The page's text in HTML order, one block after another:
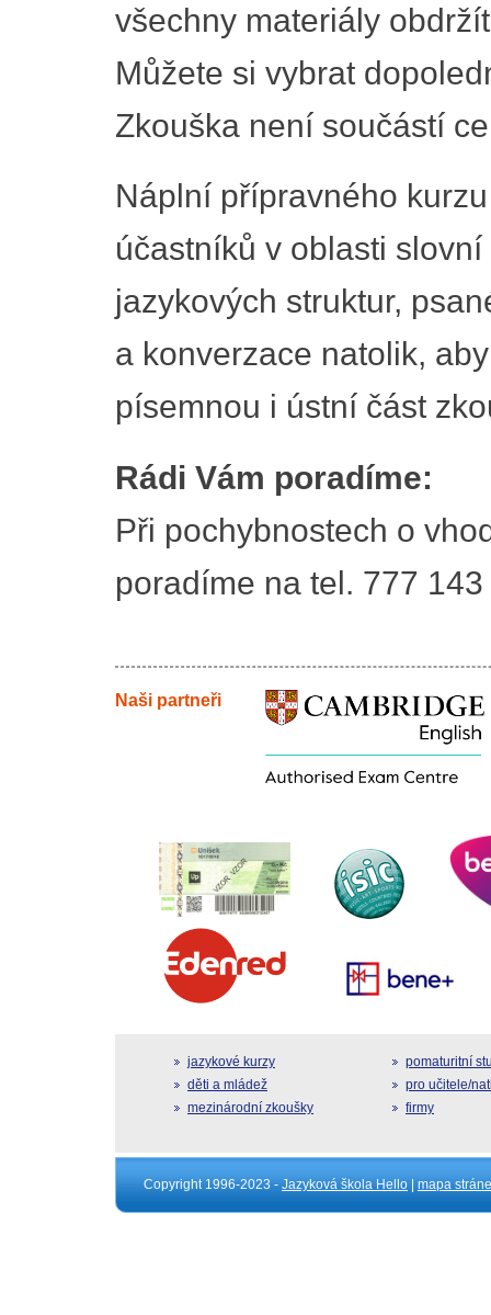
všechny materiály
Můžete si vybrat
Zkouška není součástí
Náplní přípravného
účastníků v oblasti
jazykových struktur,
a konverzace natolik,
písemnou i ústní část
Rádi Vám poradíme:
Při pochybnostech o
poradíme na tel. 777
Naši partneři
jazykové kurzy
děti a mládež
mezinárodní zkoušky
pomaturitní
pro učitele/
firmy
Copyright 1996-2023 - Jazyková škola Hello | mapa